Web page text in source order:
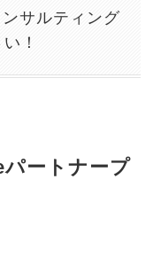
サルティング
！
パートナープ